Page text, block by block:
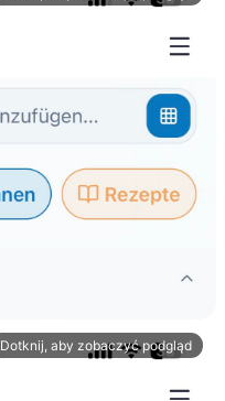
Dotknij, aby zobaczyć podgląd